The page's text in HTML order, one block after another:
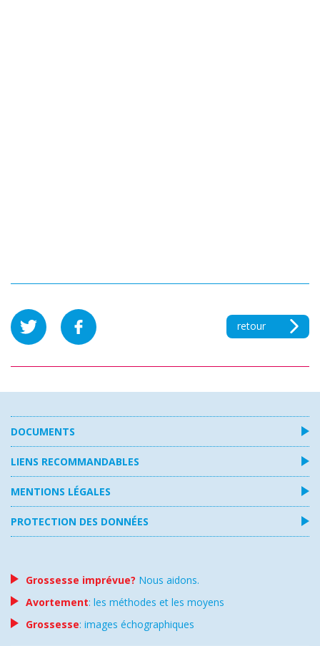
retour
DOCUMENTS
LIENS RECOMMANDABLES
MENTIONS LÉGALES
PROTECTION DES DONNÉES
Grossesse imprévue? Nous aidons.
Avortement: les méthodes et les moyens
Grossesse: images échographiques